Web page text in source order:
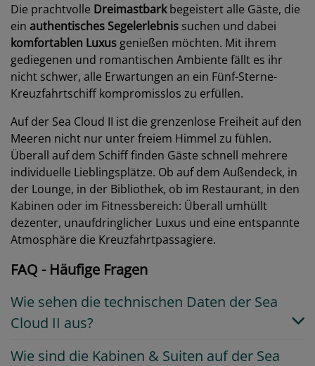
Die prachtvolle Dreimastbarkbegeistert alle Gäste, die
ein authentisches Segelerlebnis suchen und dabei
komfortablen Luxus genießen möchten. Mit ihrem
gediegenen und romantischen Ambiente fällt es ihr
nicht schwer, alle Erwartungen an ein Fünf-Sterne-
Kreuzfahrtschiff kompromisslos zu erfüllen.
Auf der Sea Cloud II ist die grenzenlose Freiheit auf den
Meeren nicht nur unter freiem Himmel zu fühlen.
Überall auf dem Schiff finden Gäste schnell mehrere
individuelle Lieblingsplätze. Ob auf dem Außendeck, in
der Lounge, in der Bibliothek, ob im Restaurant, in den
Kabinen oder im Fitnessbereich: Überall umhüllt
dezenter, unaufdringlicher Luxus und eine entspannte
Atmosphäre die Kreuzfahrtpassagiere.
FAQ - Häufige Fragen
Wie sehen die technischen Daten der Sea
Cloud II aus?
Wie sind die Kabinen & Suiten auf der Sea